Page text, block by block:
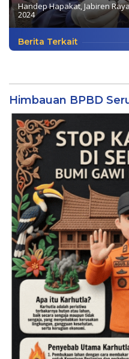
Handep Hapakat, Jabiren
2024
Berita Terkait
Himbauan BPBD